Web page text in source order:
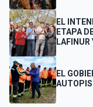
EL
ETAPA
LAFINUR
EL